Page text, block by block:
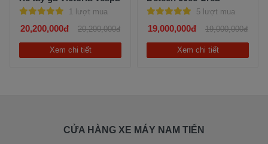
1 lượt mua
20,200,000đ 20,200,000đ
Xem chi tiết
5 lượt mua
19,000,000đ 19,000,000đ
Xem chi tiết
CỬA HÀNG XE MÁY NAM TIẾN